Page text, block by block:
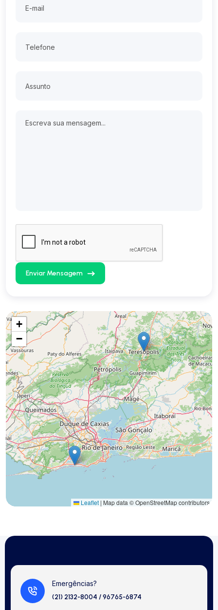
Enviar Mensagem
+
−
Leaflet | Map data © OpenStreetMap contributors
Emergências?
(21) 2132-8004 / 96765-6874